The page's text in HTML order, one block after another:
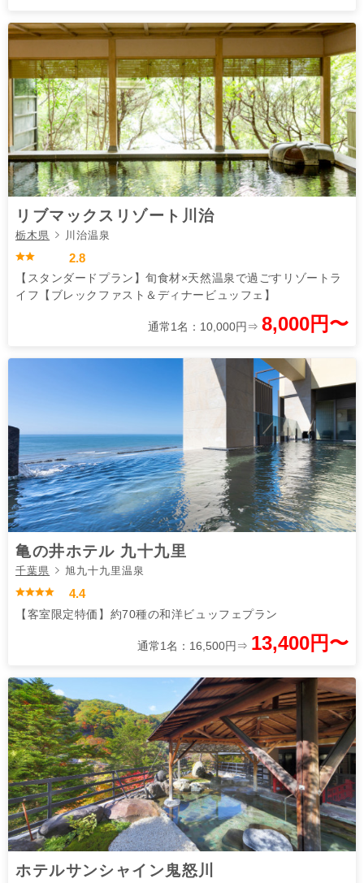
リブマックスリゾート川治
栃木県 川治温泉
2.8
【スタンダードプラン】旬食材×天然温泉で過ごすリゾートラ
イフ【ブレックファスト＆ディナービュッフェ】
通常1名：10,000円⇒ 8,000円〜
亀の井ホテル 九十九里
千葉県 旭九十九里温泉
4.4
【客室限定特価】約70種の和洋ビュッフェプラン
通常1名：16,500円⇒ 13,400円〜
ホテルサンシャイン鬼怒川